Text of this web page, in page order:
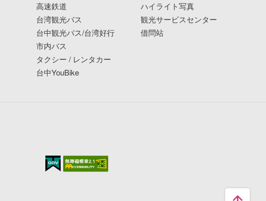
高速鉄道
台湾観光バス
台中観光バス/台湾好行
市内バス
タクシー / レンタカー
台中YouBike
ハイライト写真
観光サービスセンター
借問站